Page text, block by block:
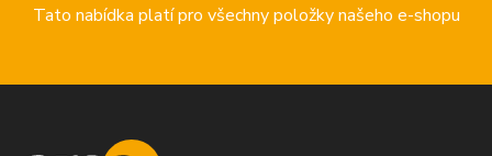
Tato nabídka platí pro všechny položky našeho e-shopu